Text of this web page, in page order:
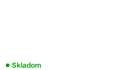
Skladom